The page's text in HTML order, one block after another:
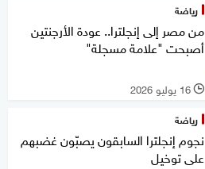
رياضة
من مصر إلى إنجلترا.. عودة الأرجنتين
أصبحت "علامة مسجلة"
l 16 يوليو 2026
رياضة
نجوم إنجلترا السابقون يصبّون غضبهم
على توخيل